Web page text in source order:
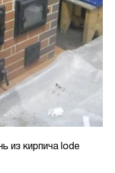
из кирпича lode